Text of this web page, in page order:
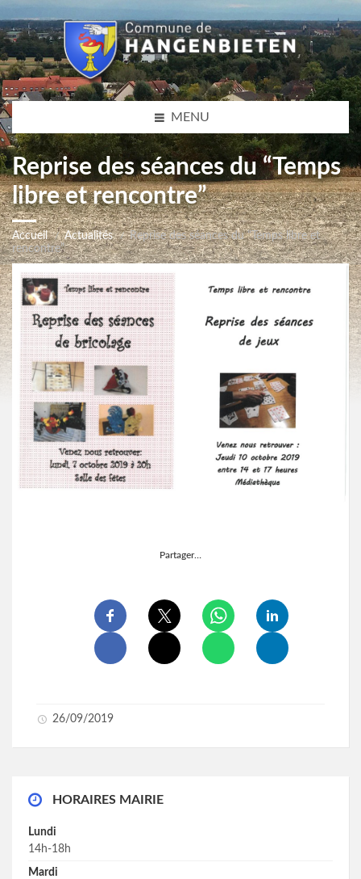
MENU
Reprise des séances du “Temps
libre et rencontre”
Accueil Actualités
Reprise des séances du “Temps libre et
rencontre”
Partager…
26/09/2019
HORAIRES MAIRIE
Lundi
14h-18h
Mardi